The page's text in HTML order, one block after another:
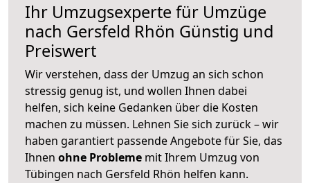
Ihr Umzugsexperte für Umzüge
nach Gersfeld Rhön Günstig und
Preiswert
Wir verstehen, dass der Umzug an sich schon
stressig genug ist, und wollen Ihnen dabei
helfen, sich keine Gedanken über die Kosten
machen zu müssen. Lehnen Sie sich zurück – wir
haben garantiert passende Angebote für Sie, das
Ihnen ohne Probleme mit Ihrem Umzug von
Tübingen nach Gersfeld Rhön helfen kann.